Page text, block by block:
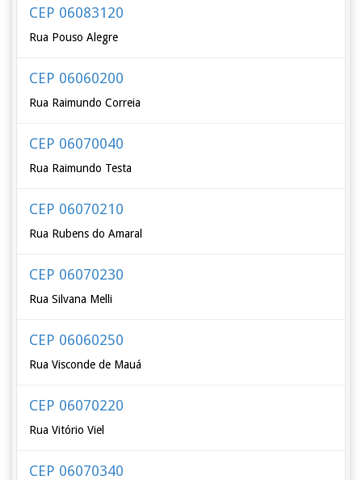
CEP 06083120
Rua Pouso Alegre
CEP 06060200
Rua Raimundo Correia
CEP 06070040
Rua Raimundo Testa
CEP 06070210
Rua Rubens do Amaral
CEP 06070230
Rua Silvana Melli
CEP 06060250
Rua Visconde de Mauá
CEP 06070220
Rua Vitório Viel
CEP 06070340